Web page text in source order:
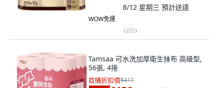
8/12 星期三 預計送達
WOW免運
(225)
Tamsaa 可水洗加厚衛生抹布 高級型,
56張, 4捲
首購折扣價$411